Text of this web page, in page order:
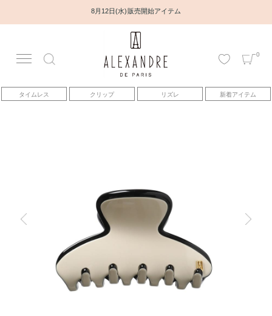
8月12日(水) 販売開始アイテム
0
タイムレス クリップ リズレ 新着アイテム
アカウント
アイテム
トピックス
ヘアアレンジ動画
ヒストリー